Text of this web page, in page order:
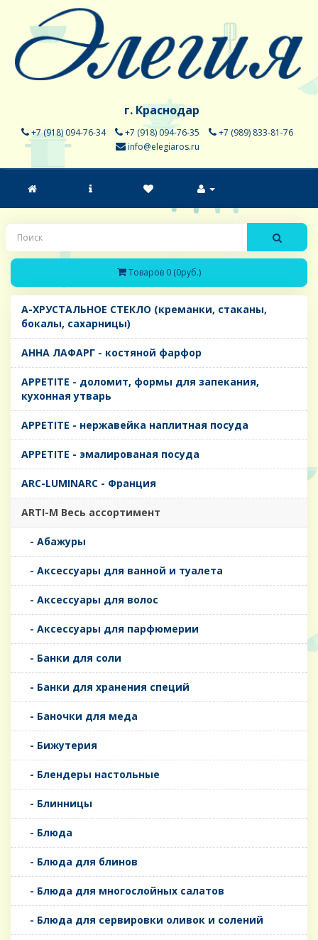
г. Краснодар
+7 (918) 094-76-34 +7 (918) 094-76-35
+7 (989) 833-81-76
info@elegiaros.ru
Товаров 0 (0руб.)
A-ХРУСТАЛЬНОЕ СТЕКЛО (креманки, стаканы,
бокалы, сахарницы)
AHHA ЛАФАРГ - костяной фарфор
APPETITE - доломит, формы для запекания,
кухонная утварь
APPETITE - нержавейка наплитная посуда
APPETITE - эмалированая посуда
ARC-LUMINARC - Франция
ARTI-M Весь ассортимент
- Абажуры
- Аксессуары для ванной и туалета
- Аксессуары для волос
- Аксессуары для парфюмерии
- Банки для соли
- Банки для хранения специй
- Баночки для меда
- Бижутерия
- Блендеры настольные
- Блинницы
- Блюда
- Блюда для блинов
- Блюда для многослойных салатов
- Блюда для сервировки оливок и солений